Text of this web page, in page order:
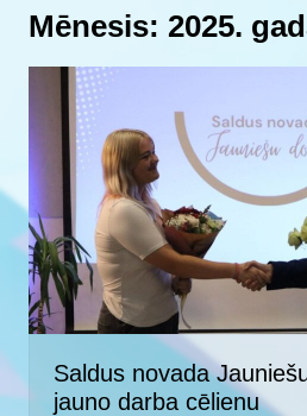
Mēnesis: 2025.
Saldus novada
jauno darba cēlienu